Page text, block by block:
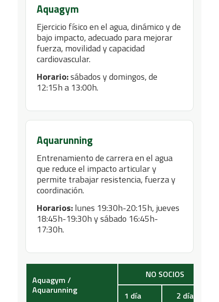
Aquagym
Ejercicio físico en el agua, dinámico y de
bajo impacto, adecuado para mejorar
fuerza, movilidad y capacidad
cardiovascular.
Horario:sábados y domingos, de
12:15h a 13:00h.
Aquarunning
Entrenamiento de carrera en el agua
que reduce el impacto articular y
permite trabajar resistencia, fuerza y
coordinación.
Horarios:lunes 19:30h-20:15h, jueves
18:45h-19:30h y sábado 16:45h-
17:30h.
Aquagym /
Aquarunning
NO SOCIOS
1 día
2 días